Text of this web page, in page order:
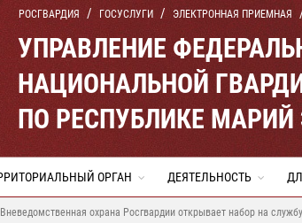
РОСГВАРДИЯ ГОСУСЛУГИ ЭЛЕКТРОННАЯ ПРИЕМНАЯ
УПРАВЛЕНИЕ
НАЦИОНАЛЬНОЙ
ПО РЕСПУБЛИКЕ МАРИЙ
ОРГАН ДЕЯТЕЛЬНОСТЬ
Вневедомственная охрана Росгвардии открывает набор на службу